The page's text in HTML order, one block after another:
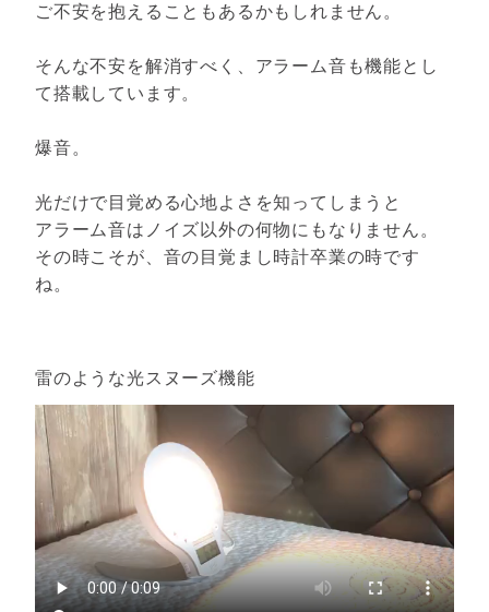
ご不安を抱えることもあるかもしれません。
そんな不安を解消すべく、アラーム音も機能とし
て搭載しています。
爆音。
光だけで目覚める心地よさを知ってしまうと
アラーム音はノイズ以外の何物にもなりません。
その時こそが、音の目覚まし時計卒業の時です
ね。
雷のような光スヌーズ機能